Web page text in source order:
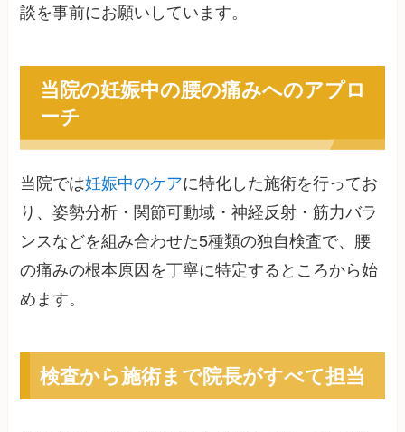
談を事前にお願いしています。
当院の妊娠中の腰の痛みへのアプロ
ーチ
当院では妊娠中のケアに特化した施術を行ってお
り、姿勢分析・関節可動域・神経反射・筋力バラ
ンスなどを組み合わせた5種類の独自検査で、腰
の痛みの根本原因を丁寧に特定するところから始
めます。
検査から施術まで院長がすべて担当